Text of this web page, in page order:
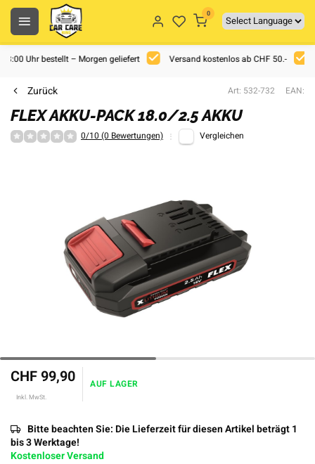
0
Uhr bestellt – Morgen geliefert Versand kostenlos ab CHF 50.-
Zurück Art: 532-732 EAN:
FLEX AKKU-PACK 18.0/2.5 AKKU
0/10 (0 Bewertungen) Vergleichen
CHF 99,90
Inkl. MwSt.
AUF LAGER
Bitte beachten Sie: Die Lieferzeit für diesen Artikel beträgt 1
bis 3 Werktage!
Kostenloser Versand